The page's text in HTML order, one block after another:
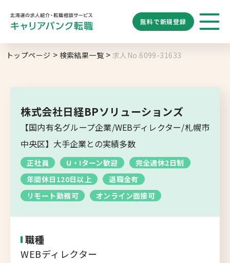
無料で新規登録
求人を探す ブックマーク
求人閲覧履歴 新着求人一覧
勤務地 業種 職種
札幌市
道央エリア
空知エリア
道東エリア
釧路・根室エリア
胆振・日高エリア
トップページ 検索結果一覧 求人No.6099-31633
株式会社日経BPソリューションズ
【国内有名グループ企業/WEBディレクター/札幌市
中央区】大手企業との実績多数
正社員 U・Iターン歓迎
完全週休2日制
年間休日120日以上
退職金有
リモート勤務可
オンライン面接可
職種
WEBディレクター